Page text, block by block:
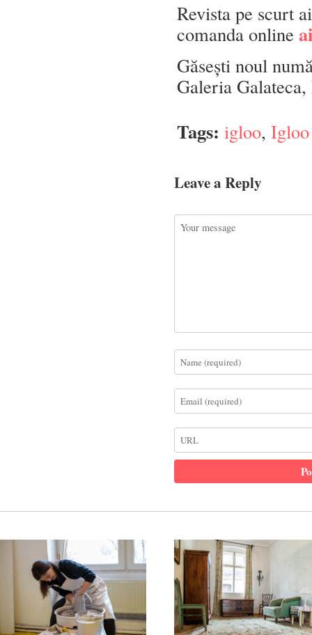
Revista pe scurt
comanda online
Găsești noul
Galeria
Tags: igloo,
Leave a Reply